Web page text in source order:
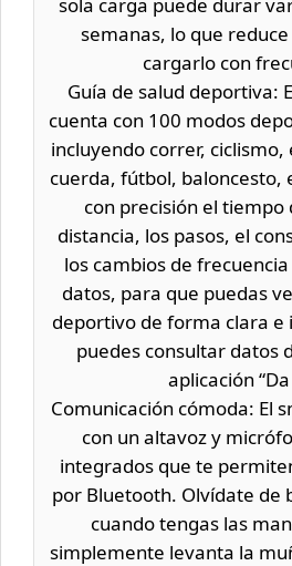
semanas, lo que
cargarlo con
Guía de salud deportiva:
cuenta con 100 modos
incluyendo correr, ciclismo,
cuerda, fútbol, baloncesto,
con precisión el tiempo
distancia, los pasos, el
los cambios de
datos, para que puedas
deportivo de forma clara e
puedes consultar datos
aplicación “Da
Comunicación cómoda: El
con un altavoz y
integrados que te
por Bluetooth. Olvídate de
cuando tengas las
simplemente levanta la